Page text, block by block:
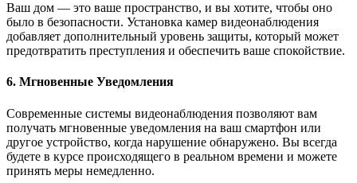
Ваш дом — это ваше пространство, и вы хотите, чтобы оно
было в безопасности. Установка камер видеонаблюдения
добавляет дополнительный уровень защиты, который может
предотвратить преступления и обеспечить ваше спокойствие.
6. Мгновенные Уведомления
Современные системы видеонаблюдения позволяют вам
получать мгновенные уведомления на ваш смартфон или
другое устройство, когда нарушение обнаружено. Вы всегда
будете в курсе происходящего в реальном времени и можете
принять меры немедленно.